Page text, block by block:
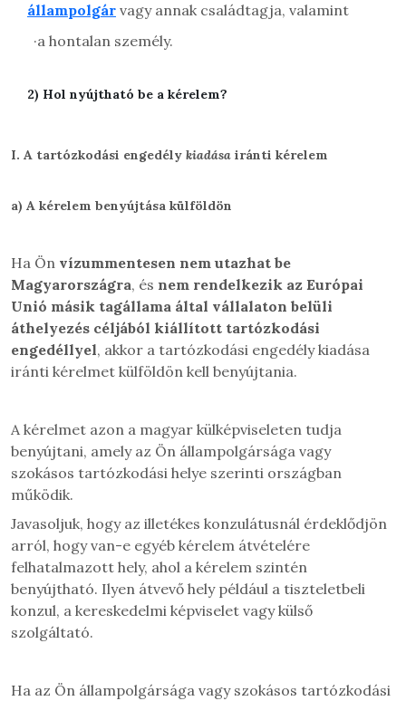
állampolgár vagy annak családtagja, valamint
·a hontalan személy.
2) Hol nyújtható be a kérelem?
I. A tartózkodási engedély kiadása iránti kérelem
a) A kérelem benyújtása külföldön
Ha Ön vízummentesen nem utazhat be
Magyarországra, és nem rendelkezik az Európai
Unió másik tagállama által vállalaton belüli
áthelyezés céljából kiállított tartózkodási
engedéllyel, akkor a tartózkodási engedély kiadása
iránti kérelmet külföldön kell benyújtania.
A kérelmet azon a magyar külképviseleten tudja
benyújtani, amely az Ön állampolgársága vagy
szokásos tartózkodási helye szerinti országban
működik.
Javasoljuk, hogy az illetékes konzulátusnál érdeklődjön
arról, hogy van-e egyéb kérelem átvételére
felhatalmazott hely, ahol a kérelem szintén
benyújtható. Ilyen átvevő hely például a tiszteletbeli
konzul, a kereskedelmi képviselet vagy külső
szolgáltató.
Ha az Ön állampolgársága vagy szokásos tartózkodási